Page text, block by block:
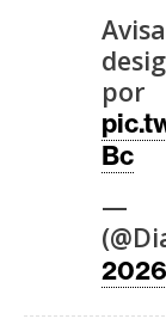
m
R
e
Bc
—
2026